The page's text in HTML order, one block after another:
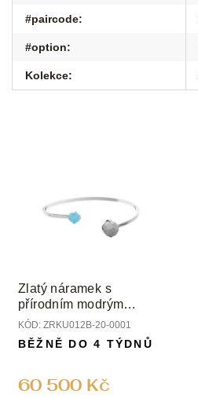
#paircode:
#option:
Kolekce:
Zlatý náramek s
přírodním modrým
achátem
KÓD: ZRKU012B-20-0001
60 500 Kč
BĚŽNĚ DO 4 TÝDNŮ